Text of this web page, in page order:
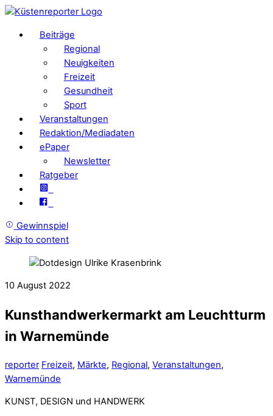
Beiträge
Regional
Neuigkeiten
Freizeit
Gesundheit
Sport
Veranstaltungen
Redaktion/Mediadaten
ePaper
Newsletter
Ratgeber
Gewinnspiel
Skip to content
10 August 2022
Kunsthandwerkermarkt am Leuchtturm
in Warnemünde
reporter Freizeit, Märkte, Regional, Veranstaltungen,
Warnemünde
KUNST, DESIGN und HANDWERK